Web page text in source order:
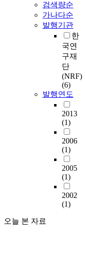
검색량순
가나다순
발행기관
한
국연
구재
단
(NRF)
(6)
발행연도
2013
(1)
2006
(1)
2005
(1)
2002
(1)
오늘 본 자료